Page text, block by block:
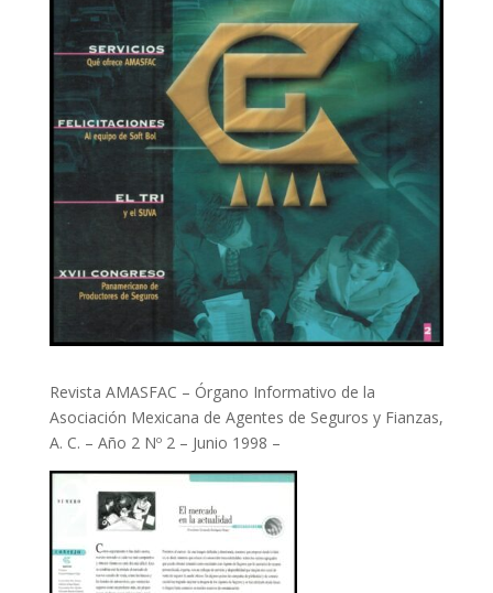
Revista AMASFAC – Órgano Informativo de la
Asociación Mexicana de Agentes de Seguros y Fianzas,
A. C. – Año 2 Nº 2 – Junio 1998 –